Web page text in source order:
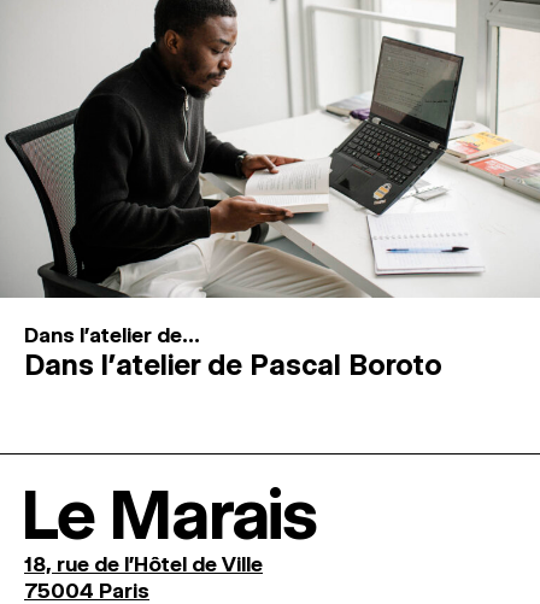
Dans l'atelier de...
Dans l’atelier de Pascal Boroto
Le Marais
18, rue de l'Hôtel de Ville
75004 Paris